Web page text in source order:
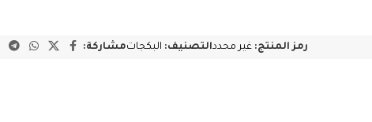
رمز المنتج:غير محددالتصنيف: البكجاتمشاركة: